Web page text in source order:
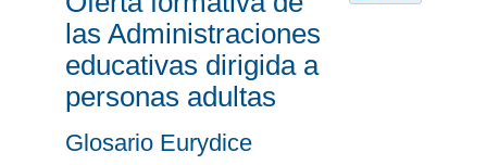
las Administraciones
educativas dirigida a
personas adultas
Glosario Eurydice